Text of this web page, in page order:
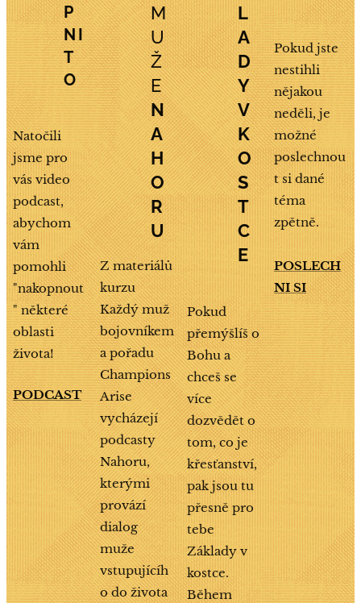
P
NI
T
O
Natočili
jsme pro
vás video
podcast,
abychom
vám
pomohli
"nakopnout
" některé
oblasti
života!
PODCAST
M
U
Ž
E
N
A
H
O
R
U
Z materiálů
kurzu
Každý muž
bojovníkem
a pořadu
Champions
Arise
vycházejí
podcasty
Nahoru,
kterými
provází
dialog
muže
vstupujícíh
o do života
L
A
D
Y
V
K
O
S
T
C
E
Pokud
přemýšlíš o
Bohu a
chceš se
více
dozvědět o
tom, co je
křesťanství,
pak jsou tu
přesně pro
tebe
Základy v
kostce.
Během
Pokud jste
nestihli
nějakou
neděli, je
možné
poslechnou
t si dané
téma
zpětně.
POSLECH
NI SI